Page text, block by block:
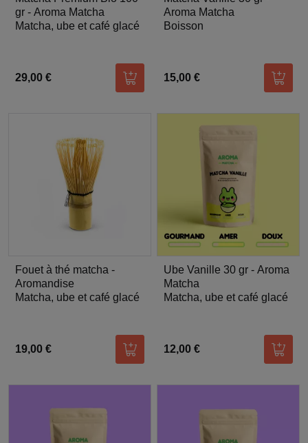
gr - Aroma Matcha
Matcha, ube et café glacé
29,00 € Ajouter au panier
Aroma Matcha
Boisson
15,00 €
Fouet à thé matcha -
Aromandise
Matcha, ube et café glacé
19,00 € Ajouter au panier
Ube Vanille 30 gr - Aroma
Matcha
Matcha, ube et café glacé
12,00 €